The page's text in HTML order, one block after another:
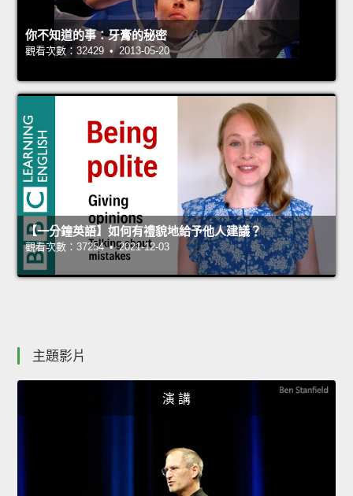
你不知道的事：牙膏的秘密
觀看次數：32429 • 2013-05-20
【一分鐘英語】如何有禮貌地給予他人建議？
觀看次數：37254 • 2021-12-03
主題影片
演 講